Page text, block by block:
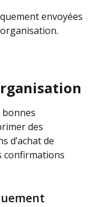
envoyées
des
d’achat de
confirmations